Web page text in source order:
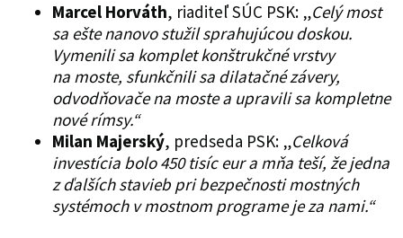
Marcel Horváth, riaditeľ SÚC PSK: „Celý most
sa ešte nanovo stužil sprahujúcou doskou.
Vymenili sa komplet konštrukčné vrstvy
na moste, sfunkčnili sa dilatačné závery,
odvodňovače na moste a upravili sa kompletne
nové rímsy.“
Milan Majerský, predseda PSK: „Celková
investícia bolo 450 tisíc eur a mňa teší, že jedna
z ďalších stavieb pri bezpečnosti mostných
systémoch v mostnom programe je za nami.“